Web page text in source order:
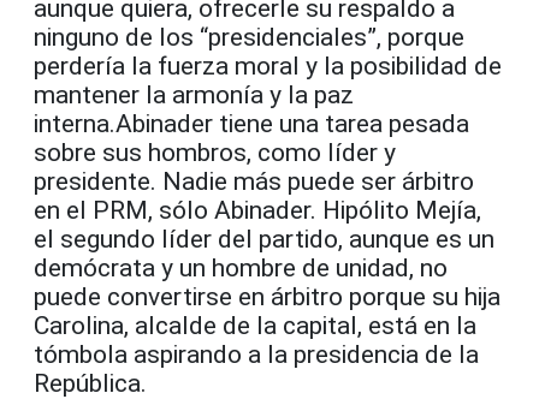
aunque quiera, ofrecerle su respaldo a
ninguno de los “presidenciales”, porque
perdería la fuerza moral y la posibilidad de
mantener la armonía y la paz
interna.Abinader tiene una tarea pesada
sobre sus hombros, como líder y
presidente. Nadie más puede ser árbitro
en el PRM, sólo Abinader. Hipólito Mejía,
el segundo líder del partido, aunque es un
demócrata y un hombre de unidad, no
puede convertirse en árbitro porque su hija
Carolina, alcalde de la capital, está en la
tómbola aspirando a la presidencia de la
República.